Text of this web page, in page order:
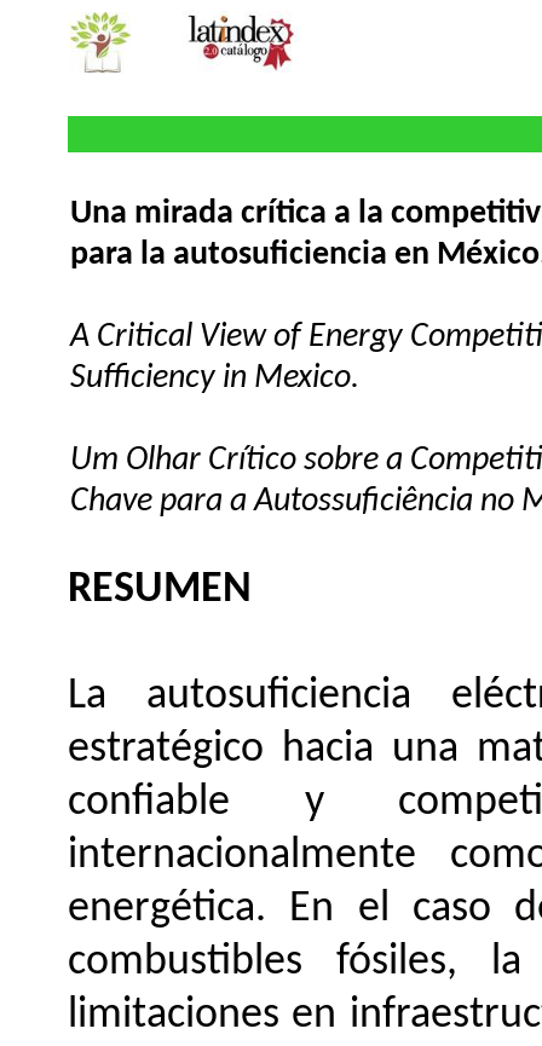
Una mirada crítica a la
para la autosuficiencia en
A Critical View of Energy
Sufficiency in Mexico.
Um Olhar Crítico sobre a
Chave para a Autossuficiência no
RESUMEN
La autosuficiencia
estratégico hacia una
confiable y
internacionalmente
energética. En el caso
combustibles fósiles,
limitaciones en